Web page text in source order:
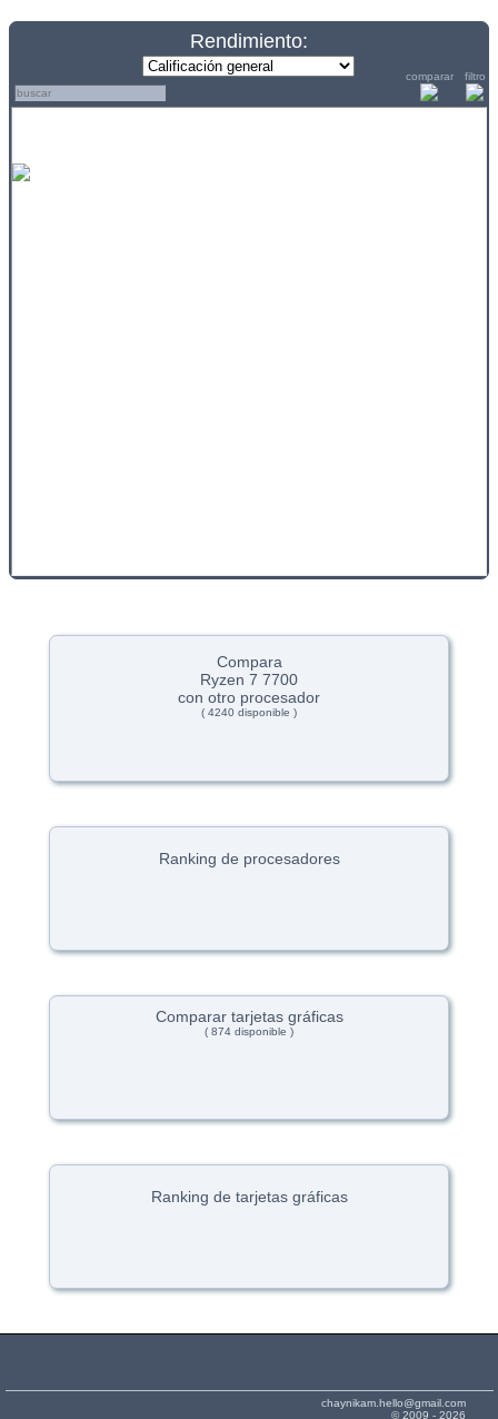
Rendimiento:
comparar filtro
Compara
Ryzen 7 7700
con otro procesador
( 4240 disponible )
Ranking de procesadores
Comparar tarjetas gráficas
( 874 disponible )
Ranking de tarjetas gráficas
chaynikam.hello@gmail.com
© 2009 - 2026